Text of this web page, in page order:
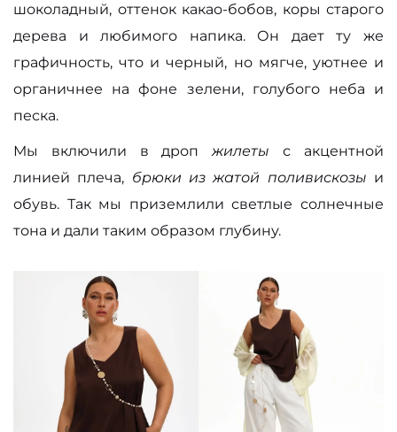
шоколадный, оттенок какао-бобов, коры старого
дерева и любимого напика. Он дает ту же
графичность, что и черный, но мягче, уютнее и
органичнее на фоне зелени, голубого неба и
песка.
Мы включили в дропжилеты с акцентной
линией плеча, брюки из жатой поливискозы и
обувь. Так мы приземлили светлые солнечные
тона и дали таким образом глубину.